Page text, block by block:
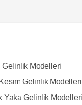
Gelinlik Modelleri
Gelinlik Modelleri
Yaka Gelinlik Modelleri